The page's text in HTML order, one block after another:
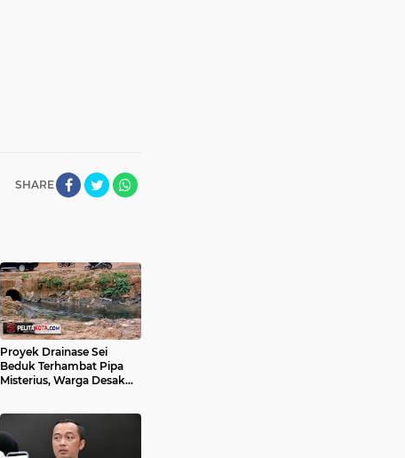
SHARE
Proyek Drainase Sei
Beduk Terhambat Pipa
Misterius, Warga Desak